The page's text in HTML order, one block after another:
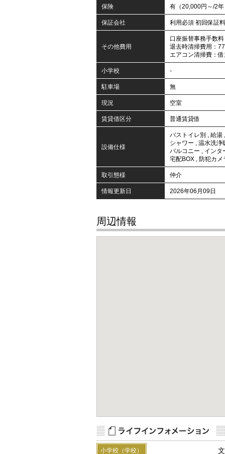
保険 有（20,000円～/2年
保証会社 利用必須 初回保証
その他費用
口座振替事務手数
退去時清掃費用：
エアコン清掃費：
小学校 -
駐車場 無
現況 空室
賃貸借区分 普通賃貸借
設備仕様
バストイレ別 , 給湯
シャワー , 温水洗浄
バルコニー , インタ
宅配BOX , 防犯カメ
取引態様 仲介
情報更新日 2026年06月09日
周辺情報
小学校（学校）